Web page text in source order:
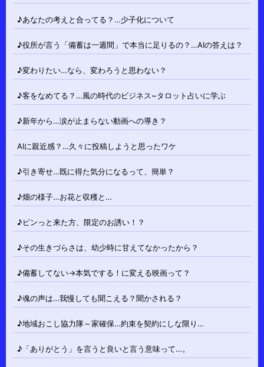
♪あなたの考えと合ってる？…少子化について
♪役所が言う「備蓄は一週間」で本当に足りるの？…AIの答えは？
♪変わりたい…なら、変わろうと思わない？
♪客をなめてる？…風の時代のビジネス~タロット占いに学ぶ
♪新年から…涙が止まらない動画への導き？
AIに親近感？…久々に投稿しようと思ったワケ
♪引き寄せ…既に得た気分になるって、簡単？
♪畑の様子…お花と収穫と…
♪ピンっと来た方、限定のお誘い！？
♪その生きづらさは、幼少時に甘えてなかったから？
♪備蓄してない→本気でする！に変える映画って？
♪魂の声は…我慢しても聞こえる？聞かされる？
♪地域おこし協力隊～家確保…約束を契約にしな限り…
♪「ありがとう」を言うと良いと言う意味って…。